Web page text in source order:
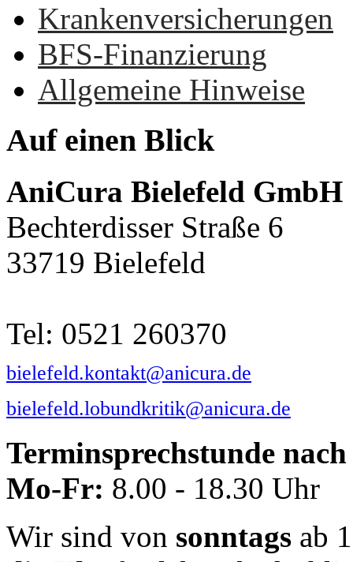
Krankenversicherungen
BFS-Finanzierung
Allgemeine Hinweise
Auf einen Blick
AniCura Bielefeld GmbH
Bechterdisser Straße 6
33719 Bielefeld
Tel: 0521 260370
bielefeld.kontakt@anicura.de
bielefeld.lobundkritik@anicura.de
Terminsprechstunde
Mo-Fr: 8.00 - 18.30 Uhr
Wir sind von sonntags ab